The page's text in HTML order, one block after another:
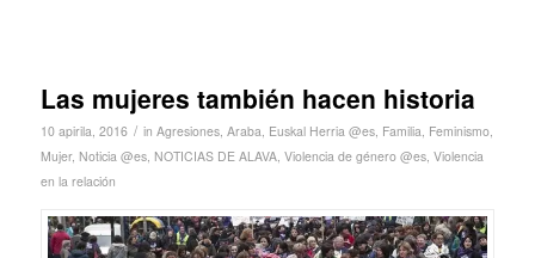
Las mujeres también hacen historia
10 apirila, 2016 / in Agresiones, Araba, Euskal Herria @es, Familia, Feminismo,
Mujer, Noticia @es, NOTICIAS DE ALAVA, Violencia de género @es, Violencia
en la relación